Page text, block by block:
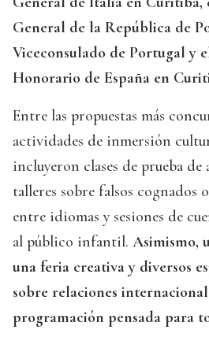
General de la República de
Viceconsulado de Portugal y
Honorario de España en
Entre las propuestas más
actividades de inmersión
incluyeron clases de prueba de
talleres sobre falsos cognados
entre idiomas y sesiones de
al público infantil. Asimismo,
una feria creativa y diversos
sobre relaciones
programación pensada para